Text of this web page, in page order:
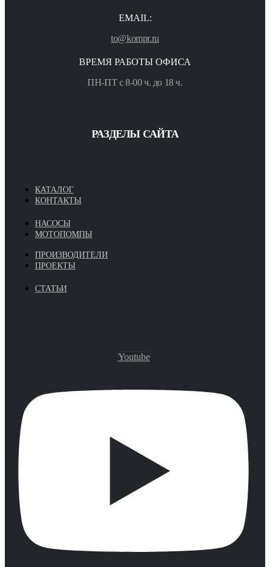
EMAIL:
to@kompr.ru
ВРЕМЯ РАБОТЫ ОФИСА
ПН-ПТ с 8-00 ч. до 18 ч.
РАЗДЕЛЫ САЙТА
КАТАЛОГ
КОНТАКТЫ
НАСОСЫ
МОТОПОМПЫ
ПРОИЗВОДИТЕЛИ
ПРОЕКТЫ
СТАТЬИ
Youtube